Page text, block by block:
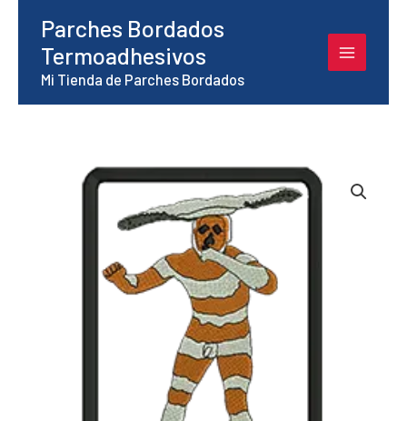
contenido
Parches Bordados
Termoadhesivos
Mi Tienda de Parches Bordados